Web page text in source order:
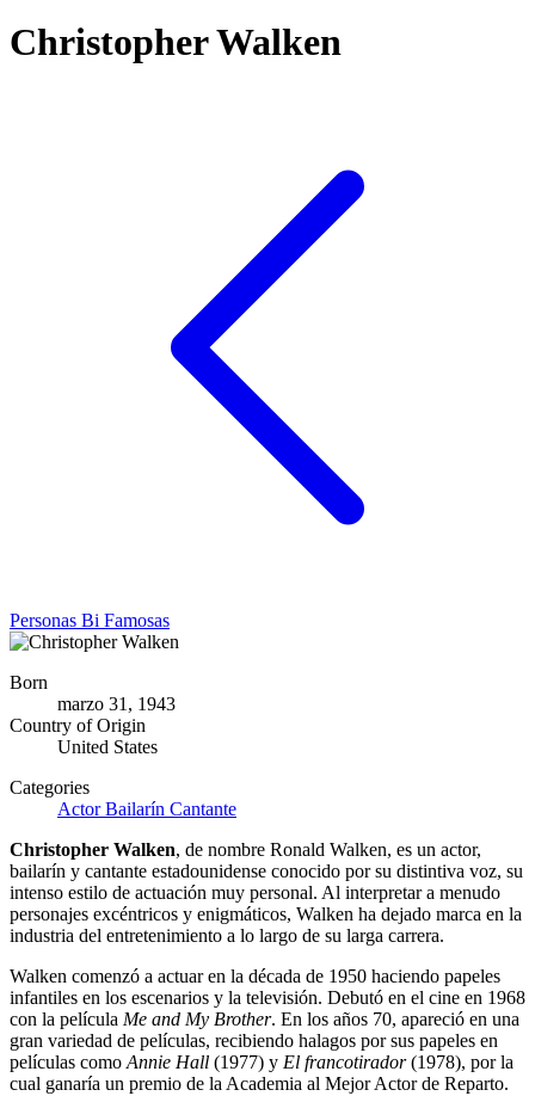
Christopher Walken
Personas Bi Famosas
Born
marzo 31, 1943
Country of Origin
United States
Categories
ActorBailarín Cantante
Christopher Walken, de nombre Ronald Walken, es un actor,
bailarín y cantante estadounidense conocido por su distintiva voz, su
intenso estilo de actuación muy personal. Al interpretar a menudo
personajes excéntricos y enigmáticos, Walken ha dejado marca en la
industria del entretenimiento a lo largo de su larga carrera.
Walken comenzó a actuar en la década de 1950 haciendo papeles
infantiles en los escenarios y la televisión. Debutó en el cine en 1968
con la película Me and My Brother. En los años 70, apareció en una
gran variedad de películas, recibiendo halagos por sus papeles en
películas como Annie Hall (1977) y El francotirador(1978), por la
cual ganaría un premio de la Academia al Mejor Actor de Reparto.